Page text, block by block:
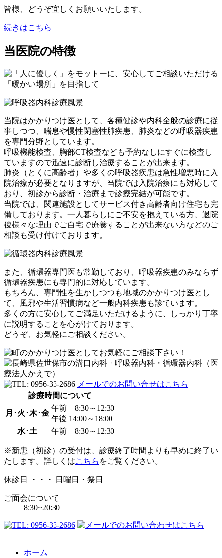
皆様、どうぞ宜しくお願いいたします。
続きはこちら
当医院の特徴
当院はかかりつけ医として、各種健診や内科全般の診療に従
事しつつ、喘息や慢性閉塞性肺疾患、肺炎などの呼吸器疾患
を専門分野としています。
呼吸機能検査、胸部CT検査なども予約なしにすぐに検査し
ていますので迅速に診断し治療することが出来ます。
肺炎（とくに高齢者）や多くの呼吸器疾患は急性増悪時に入
院治療が必要となりますが、当院では入院治療にも対応して
おり、初診から診断・治療まで診療完結が可能です。
当院では、関連施設としてサービス付き高齢者向け住宅も完
備しております。一人暮らしにご不安を抱えている方、退院
後様々な理由でご自宅で療養することが出来ない方などのご
相談も受け付けております。
また、循環器専門医も常勤しており、呼吸器疾患のみならず
循環器疾患にも専門的に対応しています。
もちろん、専門性を生かしつつも地域のかかりつけ医とし
て、風邪や生活習慣病など一般内科疾患も診ています。
多くの方に安心してご満足いただけるように、しっかり丁寧
に説明することを心がけております。
どうぞ、お気軽にご相談ください。
メールでのお問い合せはこちら
診療時間について
月･火･木･金
午前 8:30～12:30
午後 14:00～18:00
水･土
午前 8:30～12:30
※新患（初診）の受付は、診療終了時間よりも早めに終了い
たします。詳しくはこちら をご覧ください。
休診日 ・・・ 日曜日・祭日
ご面会について
8:30~20:30
ホーム